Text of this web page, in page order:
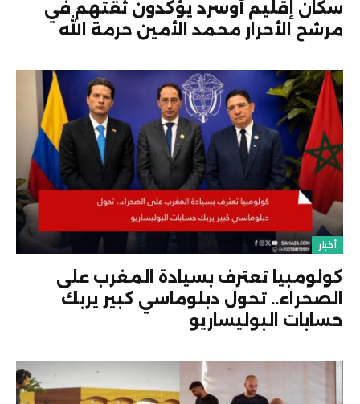
سكان إقليم أوسرد يؤكدون ثقتهم في
مرشح الأحرار محمد الأمين حرمة الله
أخبار
كولومبيا تعترف بسيادة المغرب على
الصحراء.. تحول دبلوماسي كبير يربك
حسابات البوليساريو